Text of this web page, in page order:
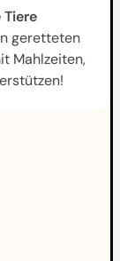
geretteten
Mahlzeiten,